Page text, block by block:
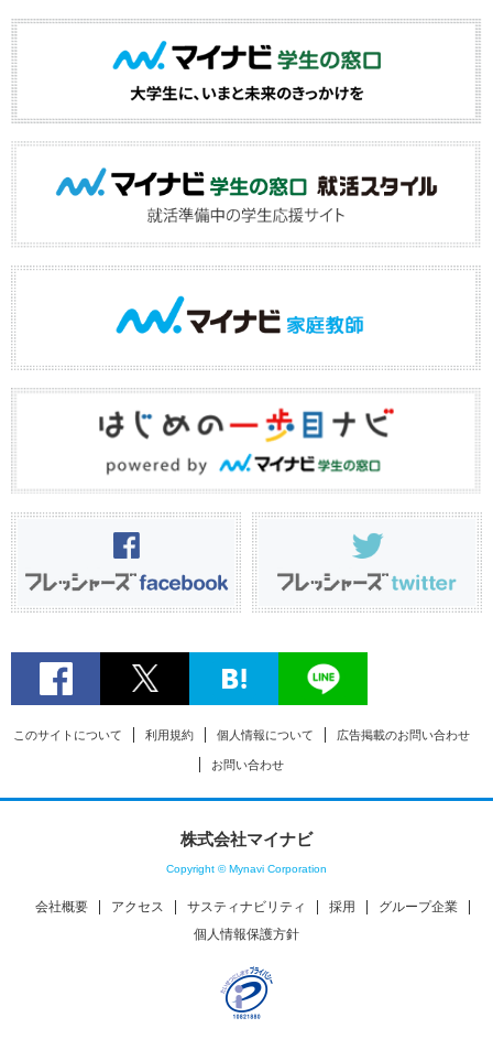
このサイトについて 利用規約 個人情報について 広告掲載のお問い合わせ
お問い合わせ
株式会社マイナビ
Copyright © Mynavi Corporation
会社概要 アクセス サスティナビリティ 採用
グループ企業
個人情報保護方針